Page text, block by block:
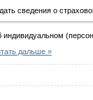
сведения о
дальше »